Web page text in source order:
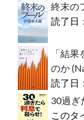
終末の
読了日
「結
のか
読了日
30過ぎ
このタ